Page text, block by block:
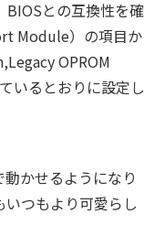
との互換性を確
Module）の項目か
OPROM
いるとおりに設定し
かせるようになり
つもより可愛らし